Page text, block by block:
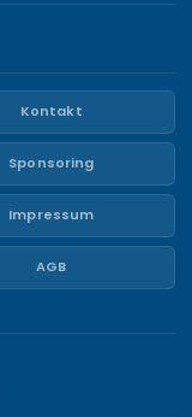
Kontakt
Sponsoring
Impressum
AGB